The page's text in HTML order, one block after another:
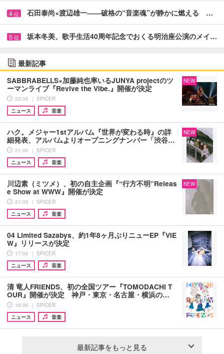
4 位 石田泰尚×渡辺雄一――破格の“音楽魂”が静かに燃える …
5 位 坂本冬美、歌手生活40周年記念でおくる明治座公演のメイ…
最新記事
SABBRABELLS×加藤純也率いるJUNYA projectのツ
ーマンライブ『Revive the Vibe.』開催が決定
22:00 ｜ SPICER
ニュース
音楽
NEW
ハク。メジャー1stアルバム『世界が変わる時』の詳
細発表、アルバムよりオープニングナンバー「渋谷…
21:00 ｜ SPICER
ニュース
音楽
NEW
川辺素（ミツメ）、初の自主企画『“行方不明”Releas
e Show at WWW』開催が決定
21:00 ｜ SPICER
ニュース
音楽
NEW
04 Limited Sazabys、約1年8ヶ月ぶりニューEP『VIE
W』リリースが決定
17:00 ｜ SPICER
ニュース
音楽
清 竜人FRIENDS、初の全国ツアー『TOMODACHI T
OUR』開催が決定 神戸・東京・名古屋・横浜の…
16:00 ｜ SPICER
ニュース
音楽
最新記事をもっと見る